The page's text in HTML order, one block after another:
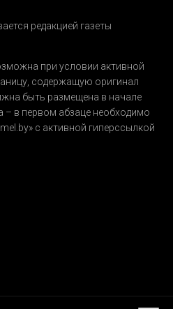
редакцией газеты
при условии активной
содержащую оригинал
быть размещена в начале
– в первом абзаце необходимо
с активной гиперссылкой